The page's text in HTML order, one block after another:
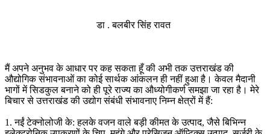
डा . बलबीर सिंह रावत
मैं अपने अनुभव के आधार पर कह सकता हूँ की अभी तक उत्तराखंड की
औद्योगिक संभावनाओं का कोई सार्थक आंकलन ही नहीं हुआ है। केवल मैदानी
भागों में सिडकुल बनाने को ही पूरे राज्य का औध्योगीकर्ण समझा जा रहा है। मेरे
बिचार से उत्तराखंड की उद्योग संबंधी संभावनाए निम्न क्षेत्रों में हैं:
1. नईं टेक्नोलोजी के: हलके वजन वाले बड़ी कीमत के उत्पाद, जैसे बिभिन्न